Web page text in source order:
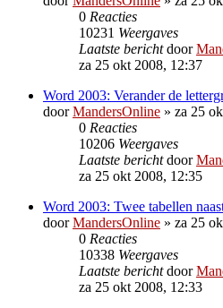
0 Reacties
10231 Weergaves
Laatste berichtdoor
za 25 okt 2008, 12:37
Word 2003: Verander de
doorMandersOnline » za 25
0 Reacties
10206 Weergaves
Laatste berichtdoor
za 25 okt 2008, 12:35
Word 2003: Twee tabellen
doorMandersOnline » za 25
0 Reacties
10338 Weergaves
Laatste berichtdoor
za 25 okt 2008, 12:33